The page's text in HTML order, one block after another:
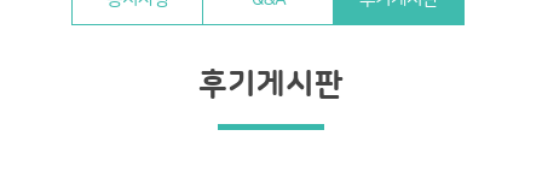
후기게시판